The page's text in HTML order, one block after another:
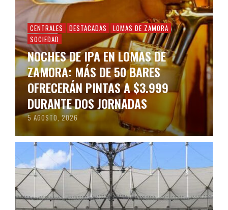
CENTRALES DESTACADAS
LOMAS DE ZAMORA
SOCIEDAD
NOCHES DE IPA EN LOMAS DE
ZAMORA: MÁS DE 50 BARES
OFRECERÁN PINTAS A $3.999
DURANTE DOS JORNADAS
5 AGOSTO, 2026